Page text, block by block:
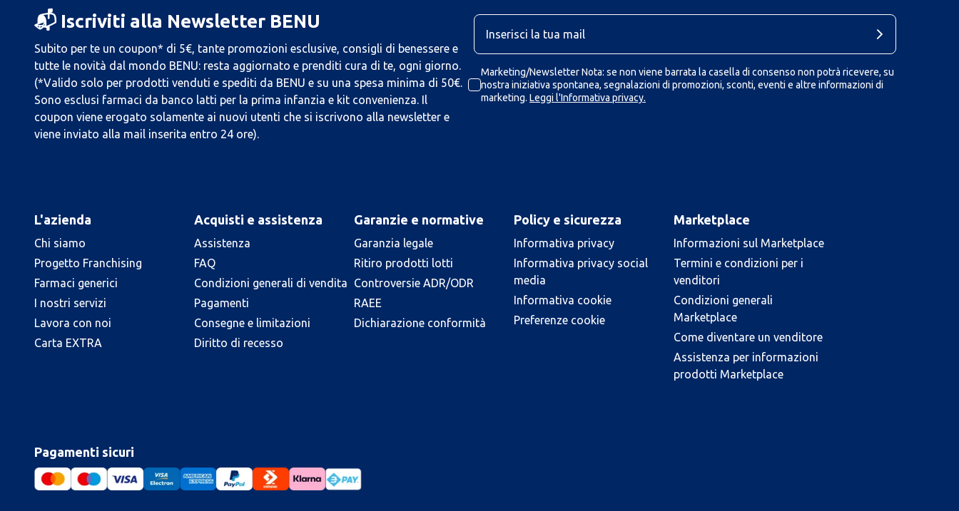
📬 Iscriviti alla Newsletter BENU
Subito per te un coupon* di 5€, tante promozioni esclusive, consigli di benessere e
tutte le novità dal mondo BENU: resta aggiornato e prenditi cura di te, ogni giorno.
(*Valido solo per prodotti venduti e spediti da BENU e su una spesa minima di 50€.
Sono esclusi farmaci da banco latti per la prima infanzia e kit convenienza. Il
coupon viene erogato solamente ai nuovi utenti che si iscrivono alla newsletter e
viene inviato alla mail inserita entro 24 ore).
Marketing/Newsletter Nota: se non viene barrata la casella di consenso non potrà ricevere, su
nostra iniziativa spontanea, segnalazioni di promozioni, sconti, eventi e altre informazioni di
marketing. Leggi l'Informativa privacy.
L'azienda
Chi siamo
Progetto Franchising
Farmaci generici
I nostri servizi
Lavora con noi
Carta EXTRA
Acquisti e assistenza
Assistenza
FAQ
Condizioni generali di vendita
Pagamenti
Consegne e limitazioni
Diritto di recesso
Garanzie e normative
Garanzia legale
Ritiro prodotti lotti
Controversie ADR/ODR
RAEE
Dichiarazione conformità
Policy e sicurezza
Informativa privacy
Informativa privacy social
media
Informativa cookie
Preferenze cookie
Marketplace
Informazioni sul Marketplace
Termini e condizioni per i
venditori
Condizioni generali
Marketplace
Come diventare un venditore
Assistenza per informazioni
prodotti Marketplace
Pagamenti sicuri